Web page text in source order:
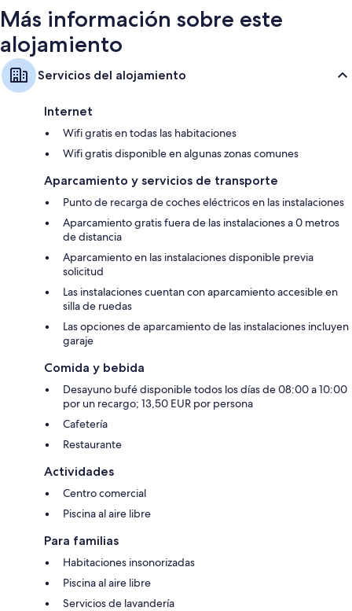
Más información sobre este
alojamiento
Servicios del alojamiento
Internet
Wifi gratis en todas las habitaciones
Wifi gratis disponible en algunas zonas comunes
Aparcamiento y servicios de transporte
Punto de recarga de coches eléctricos en las instalaciones
Aparcamiento gratis fuera de las instalaciones a 0 metros
de distancia
Aparcamiento en las instalaciones disponible previa
solicitud
Las instalaciones cuentan con aparcamiento accesible en
silla de ruedas
Las opciones de aparcamiento de las instalaciones incluyen
garaje
Comida y bebida
Desayuno bufé disponible todos los días de 08:00 a 10:00
por un recargo; 13,50 EUR por persona
Cafetería
Restaurante
Actividades
Centro comercial
Piscina al aire libre
Para familias
Habitaciones insonorizadas
Piscina al aire libre
Servicios de lavandería